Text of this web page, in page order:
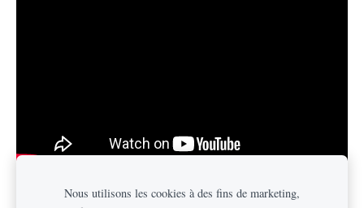
Nous utilisons les cookies à des fins de marketing,